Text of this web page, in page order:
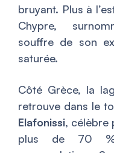
bruyant. Plus à
Chypre,
souffre de son
saturée.
Côté Grèce, la
retrouve dans le
Elafonissi, célèbre
plus de 70